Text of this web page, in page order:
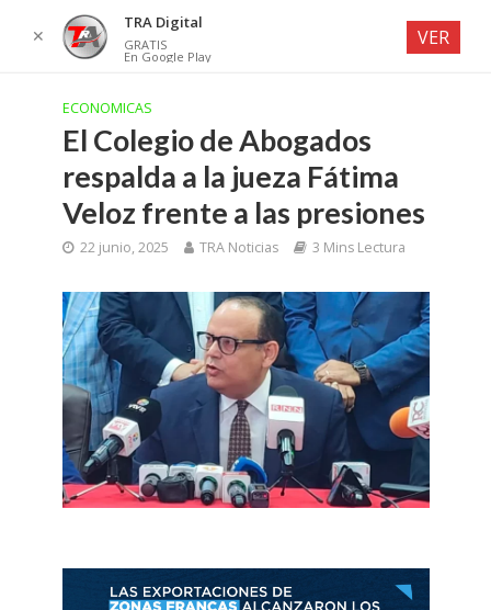
ECONOMICAS
El Colegio de Abogados
respalda a la jueza Fátima
Veloz frente a las presiones
22 junio, 2025 TRA Noticias 3 Mins Lectura
✕
TRA Digital
GRATIS
En Google Play
VER